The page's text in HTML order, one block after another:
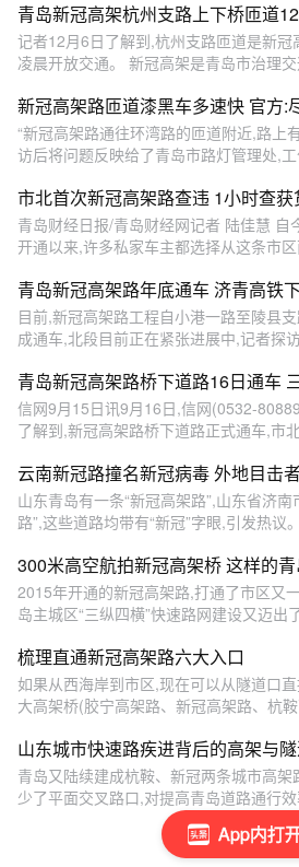
App内打
青岛新冠高架杭州支路上下桥匝道
记者12月6日了解到,杭州支路匝道是新冠
凌晨开放交通。 新冠高架是青岛市治理
新冠高架路匝道漆黑车多速快 官方:
“新冠高架路通往环湾路的匝道附近,路上
访后将问题反映给了青岛市路灯管理处,
市北首次新冠高架路查违 1小时查
青岛财经日报/青岛财经网记者 陆佳慧 自
开通以来,许多私家车主都选择从这条市
青岛新冠高架路年底通车 济青高铁
目前,新冠高架路工程自小港一路至陵县
成通车,北段目前正在紧张进展中,记者探
青岛新冠高架路桥下道路16日通车
信网9月15日讯9月16日,信网(0532-
了解到,新冠高架路桥下道路正式通车,市
云南新冠路撞名新冠病毒 外地目击
山东青岛有一条“新冠高架路”,山东省济
路”,这些道路均带有“新冠”字眼,引发热议
300米高空航拍新冠高架桥 这样的
2015年开通的新冠高架路,打通了市区又
岛主城区“三纵四横”快速路网建设又迈出
梳理直通新冠高架路六大入口
如果从西海岸到市区,现在可以从隧道口
大高架桥(胶宁高架路、新冠高架路、杭
山东城市快速路疾进背后的高架与
青岛又陆续建成杭鞍、新冠两条城市高
少了平面交叉路口,对提高青岛道路通行